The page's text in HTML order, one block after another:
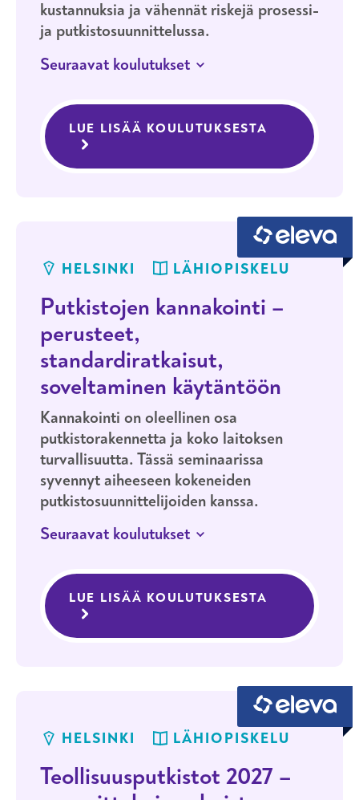
kustannuksia ja vähennät riskejä prosessi-
ja putkistosuunnittelussa.
Seuraavat koulutukset
Putkiluokat ja niiden hyödyntäminen
prosessi- ja putkistosuunnittelussa
8.4.2027
LUE LISÄÄ KOULUTUKSESTA
HELSINKI LÄHIOPISKELU
Putkistojen kannakointi –
perusteet,
standardiratkaisut,
soveltaminen käytäntöön
Kannakointi on oleellinen osa
putkistorakennetta ja koko laitoksen
turvallisuutta. Tässä seminaarissa
syvennyt aiheeseen kokeneiden
putkistosuunnittelijoiden kanssa.
Seuraavat koulutukset
Putkistojen kannakointi – perusteet,
standardiratkaisut, soveltaminen
17.–18.3.2027
LÄHIOPISKELU
LUE LISÄÄ KOULUTUKSESTA
HELSINKI LÄHIOPISKELU
Teollisuusputkistot 2027 –